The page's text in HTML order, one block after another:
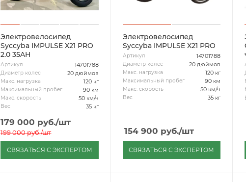
Электровелосипед
Syccyba IMPULSE X21 PRO
2.0 35AH
Артикул 14701788
Диаметр колес 20 дюймов
Макс. нагрузка 120 кг
Максимальный пробег 90 км
Макс. скорость 50 км/ч
Вес 35 кг
179 000 руб./шт
199 000руб./шт
СВЯЗАТЬСЯ С ЭКСПЕРТОМ
Электровелосипед
Syccyba IMPULSE X21 PRO
Артикул 14701788
Диаметр колес 20 дюймов
Макс. нагрузка 120 кг
Максимальный пробег 90 км
Макс. скорость 50 км/ч
Вес 35 кг
154 900 руб./шт
СВЯЗАТЬСЯ С ЭКСПЕРТОМ